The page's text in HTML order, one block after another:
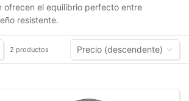
ofrecen el equilibrio perfecto entre
resistente.
2 productos Precio (descendente)